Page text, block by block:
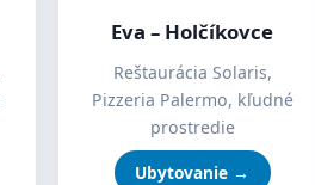
Eva – Holčíkovce
Reštaurácia Solaris,
Pizzeria Palermo, kľudné
prostredie
Ubytovanie →